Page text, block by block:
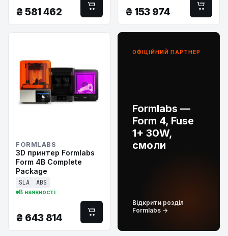
₴ 581 462 ₴ 153 974
FORMLABS
3D принтер Formlabs
Form 4B Complete
Package
SLA ABS
В наявності
₴ 643 814
ОФІЦІЙНИЙ ПАРТНЕР
Formlabs —
Form 4, Fuse
1+ 30W,
смоли
Відкрити розділ
Formlabs →